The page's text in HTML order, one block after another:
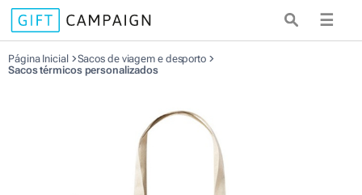
☰
Página Inicial
Sacos de viagem e desporto
Sacos térmicos personalizados